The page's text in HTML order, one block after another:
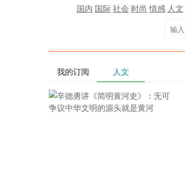
国内 国际社会 时尚 情感 人文
我的订阅 人文